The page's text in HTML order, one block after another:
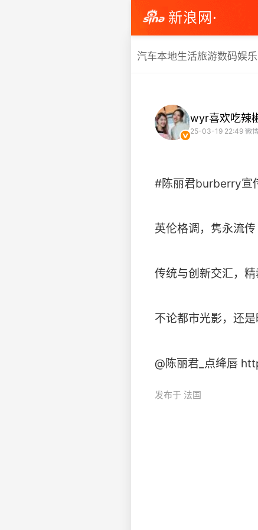
新浪网·
汽车本地生活旅游数码娱乐
wyr喜欢吃辣
25-03-19 22:49 微
#陈丽君burberry宣
英伦格调，隽永流
传统与创新交汇，
不论都市光影，还
@陈丽君_点绛唇
发布于 法国